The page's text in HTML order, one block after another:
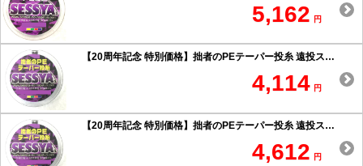
5,162 円
【20周年記念 特別価格】拙者のPEテーパー投糸 遠投スペシャル 0.6号以上
4,114 円
【20周年記念 特別価格】拙者のPEテーパー投糸 遠投スペシャル 0.5号以下
4,612 円